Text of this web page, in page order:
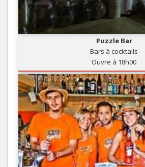
Puzzle Bar
Bars à cocktails
Ouvre à 18h00